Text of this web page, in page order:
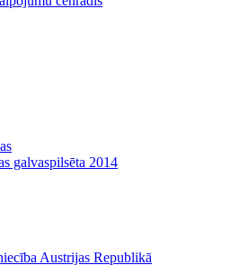
galvaspilsēta 2014